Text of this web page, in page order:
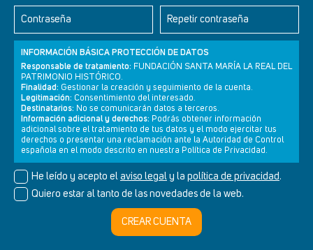
Contraseña Repetir contraseña
INFORMACIÓN BÁSICA PROTECCIÓN DE DATOS
Responsable de tratamiento: FUNDACIÓN SANTA MARÍA LA REAL DEL
PATRIMONIO HISTÓRICO.
Finalidad: Gestionar la creación y seguimiento de la cuenta.
Legitimación: Consentimiento del interesado.
Destinatarios: No se comunicarán datos a terceros.
Información adicional y derechos: Podrás obtener información
adicional sobre el tratamiento de tus datos y el modo ejercitar tus
derechos o presentar una reclamación ante la Autoridad de Control
española en el modo descrito en nuestra Política de Privacidad.
He leído y acepto el aviso legal y la política de privacidad.
Quiero estar al tanto de las novedades de la web.
CREAR CUENTA
Newsletter Aviso legal Política de privacidad
© Cultura+ 2026. Todos los derechos reservados
Diseño web SGM